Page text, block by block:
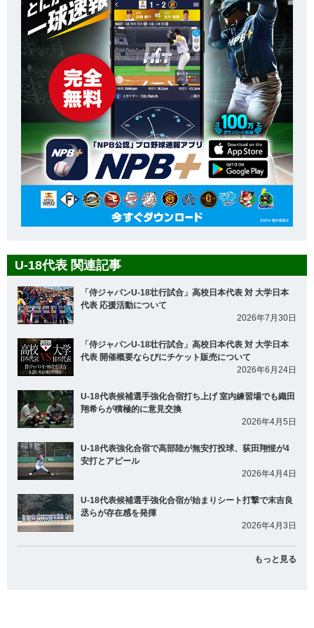
U-18代表 関連記事
「侍ジャパンU-18壮行試合」高校日本代表 対 大学日本
代表 応援活動について
2026年7月30日
「侍ジャパンU-18壮行試合」高校日本代表 対 大学日本
代表 開催概要ならびにチケット販売について
2026年6月24日
U-18代表候補選手強化合宿打ち上げ 室内練習場でも織田
翔希らが積極的に意見交換
2026年4月5日
U-18代表強化合宿で高部陸が無安打投球、荻田翔惺が4
安打とアピール
2026年4月4日
U-18代表候補選手強化合宿が始まりシート打撃で末吉良
丞らが存在感を発揮
2026年4月3日
もっと見る